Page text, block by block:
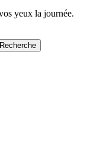
yeux la journée.
Recherche